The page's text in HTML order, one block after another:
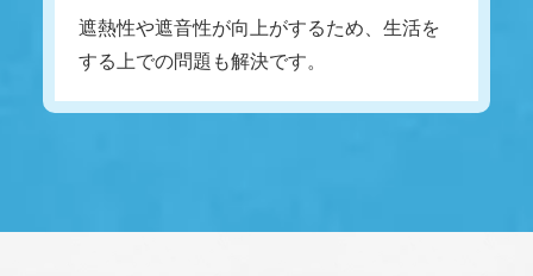
遮熱性や遮音性が向上がするため、生活を
する上での問題も解決です。